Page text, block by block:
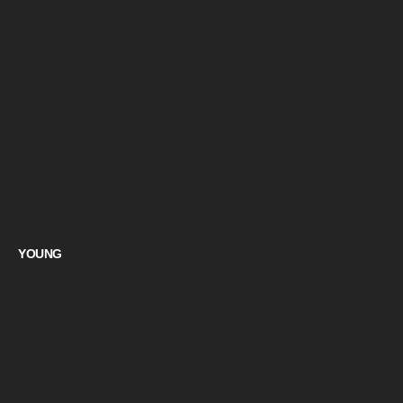
YOUNG